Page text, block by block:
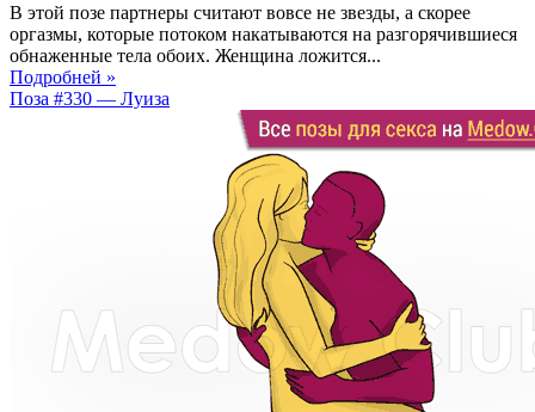
В этой позе партнеры считают вовсе не звезды, а скорее
оргазмы, которые потоком накатываются на разгорячившиеся
обнаженные тела обоих. Женщина ложится...
Подробней »
Поза #330 — Луиза